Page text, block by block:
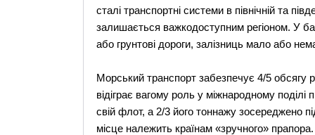
сталі транспортні системи в північній та
залишається важкодоступним регіоном. У
або грунтові дороги, залізниць мало або
Морський транспорт забезпечує 4/5 обсягу
відіграє вагому роль у міжнародному поділі
свій флот, а 2/3 його тоннажу зосереджено
місце належить країнам «зручного»